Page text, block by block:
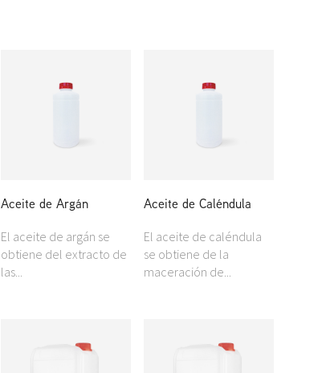
Aceite de Argán
El aceite de argán se
obtiene del extracto de
las...
Aceite de Caléndula
El aceite de caléndula
se obtiene de la
maceración de...